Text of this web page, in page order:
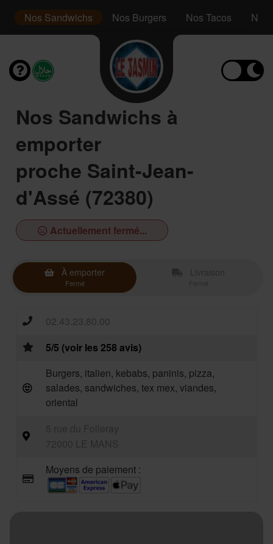
Nos Sandwichs Nos Burgers Nos Tacos Nos
Nos Sandwichs à
emporter
proche Saint-Jean-
d'Assé (72380)
Actuellement fermé...
À emporter
Fermé
02.43.23.80.00
5/5 (voir les 258 avis)
Burgers, italien, kebabs, paninis, pizza,
salades, sandwiches, tex mex, viandes,
oriental
Moyens de paiement :